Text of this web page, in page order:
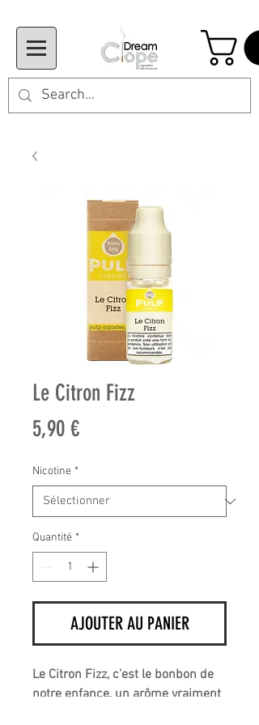
Le Citron Fizz
5,90 €Prix
Nicotine *
Quantité *
AJOUTER AU PANIER
Le Citron Fizz, c’est le bonbon de
notre enfance, un arôme vraiment